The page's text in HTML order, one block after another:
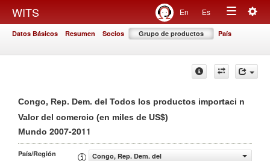
WITS En Es
Toggle
Datos Básicos Resumen Socios Grupo de productos País
Congo, Rep. Dem. del Todos los productos importaci n
Valor del comercio (en miles de US$)
Mundo 2007-2011
País/Región
Congo, Rep. Dem. del